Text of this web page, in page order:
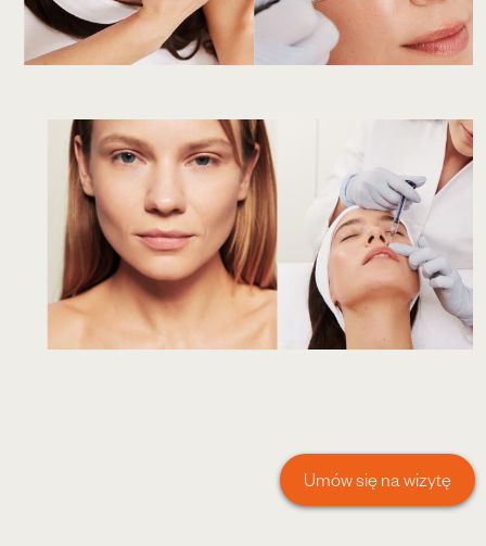
Umów się na wizytę